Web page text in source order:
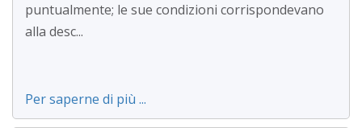
puntualmente; le sue condizioni corrispondevano
alla desc...
Per saperne di più ...